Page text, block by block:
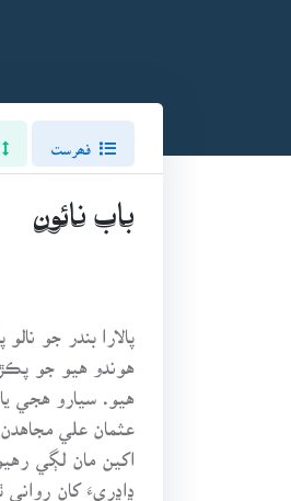
باب نائون
پالارا بندر جو
هوندو هيو جو
هيو. سيارو هجي
عثمان علي
اکين مان لڳي
ڍاڍريءَ کان